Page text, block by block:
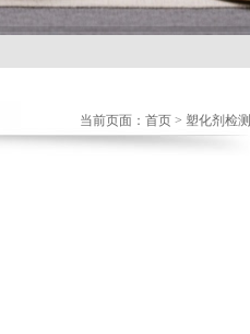
当前页面： 首页 > 塑化剂检测